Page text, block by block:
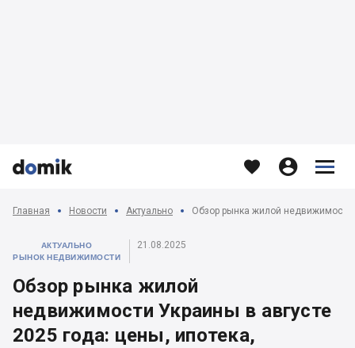


   


Главная Новости Актуально
АКТУАЛЬНО
РЫНОК НЕДВИЖИМОСТИ
21.08.2025
Обзор рынка жилой
недвижимости Украины в августе
2025 года: цены, ипотека,